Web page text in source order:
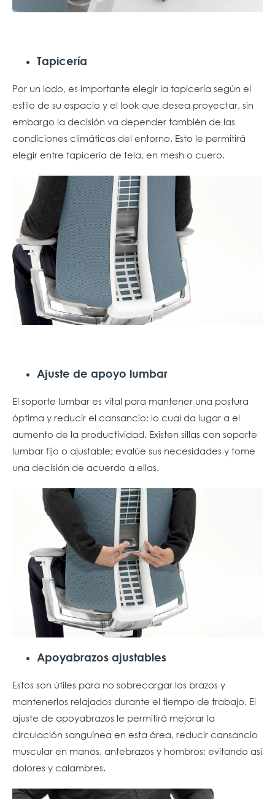
Tapicería
Por un lado, es importante elegir la tapicería según el
estilo de su espacio y el look que desea proyectar, sin
embargo la decisión va depender también de las
condiciones climáticas del entorno. Esto le permitirá
elegir entre tapicería de tela, en mesh o cuero.
Ajuste de apoyo lumbar
El soporte lumbar es vital para mantener una postura
óptima y reducir el cansancio; lo cual da lugar a el
aumento de la productividad. Existen sillas con soporte
lumbar fijo o ajustable; evalúe sus necesidades y tome
una decisión de acuerdo a ellas.
Apoyabrazos ajustables
Estos son útiles para no sobrecargar los brazos y
mantenerlos relajados durante el tiempo de trabajo. El
ajuste de apoyabrazos le permitirá mejorar la
circulación sanguínea en esta área, reducir cansancio
muscular en manos, antebrazos y hombros; evitando así
dolores y calambres.